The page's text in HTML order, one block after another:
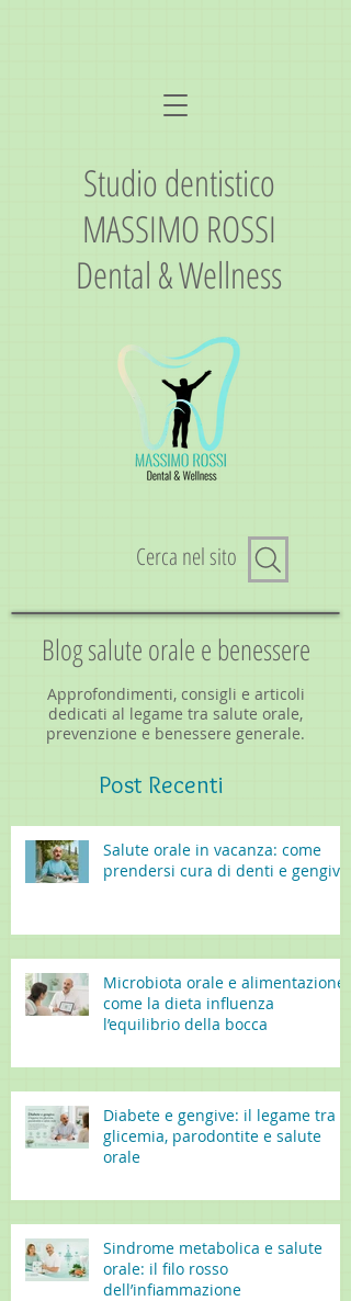
Studio dentistico
MASSIMO ROSSI
Dental & Wellness
Cerca nel sito
Blog salute orale e benessere
Approfondimenti, consigli e articoli
dedicati al legame tra salute orale,
prevenzione e benessere generale.
Post Recenti
Salute orale in vacanza: come
prendersi cura di denti e gengive
Microbiota orale e alimentazione:
come la dieta influenza
l’equilibrio della bocca
Diabete e gengive: il legame tra
glicemia, parodontite e salute
orale
Sindrome metabolica e salute
orale: il filo rosso
dell’infiammazione